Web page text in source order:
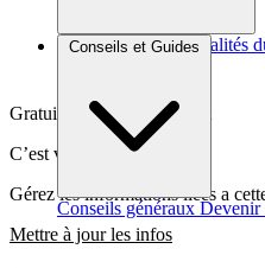
Brèves et actus Actualités
Conseils et Guides
Conseils généraux Devenir
Gratuit et sans engagement
C’est votre franchise ?
Gérez les informations liées a
Mettre à jour les infos